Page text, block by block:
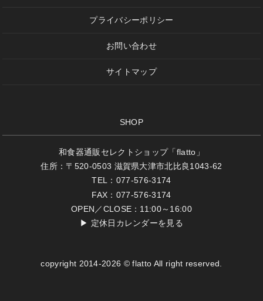
プライバシーポリシー
お問い合わせ
サイトマップ
SHOP
和食器通販セレクトショップ「flatto」
住所：〒520-0503 滋賀県大津市北比良1043-62
TEL：077-576-3174
FAX：077-576-3174
OPEN／CLOSE：11:00～16:00
▶ 定休日カレンダーを見る
copyright 2014-2026 © flatto All right reserved.